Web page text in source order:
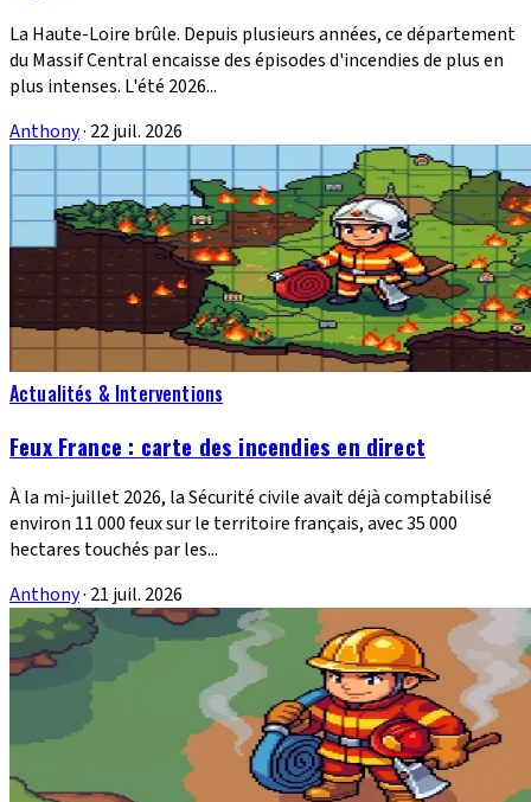
La Haute-Loire brûle. Depuis plusieurs années, ce département
du Massif Central encaisse des épisodes d'incendies de plus en
plus intenses. L'été 2026...
Anthony· 22 juil. 2026
Actualités & Interventions
Feux France : carte des incendies en direct
À la mi-juillet 2026, la Sécurité civile avait déjà comptabilisé
environ 11 000 feux sur le territoire français, avec 35 000
hectares touchés par les...
Anthony· 21 juil. 2026